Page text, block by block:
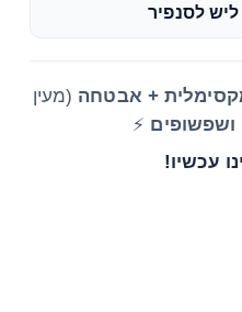
ליש לסנפיר
+ אבטחה (מעין
⚡
עכשיו!